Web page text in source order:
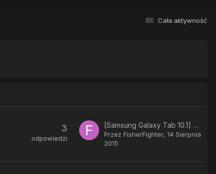
Cała aktywność
3
odpowiedzi
[Samsung Galaxy Tab 10.1] CyanogenMod 12
Przez FisherFighter, 14 Sierpnia
2015